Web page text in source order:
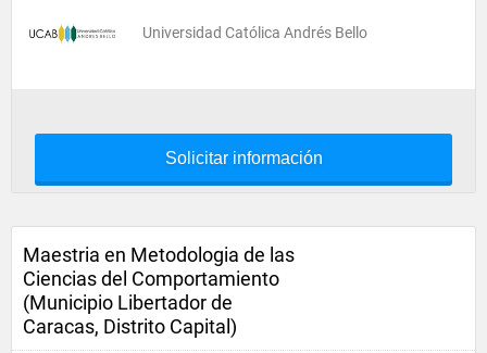
Universidad Católica Andrés Bello
Solicitar información
Maestria en Metodologia de las
Ciencias del Comportamiento
(Municipio Libertador de
Caracas, Distrito Capital)